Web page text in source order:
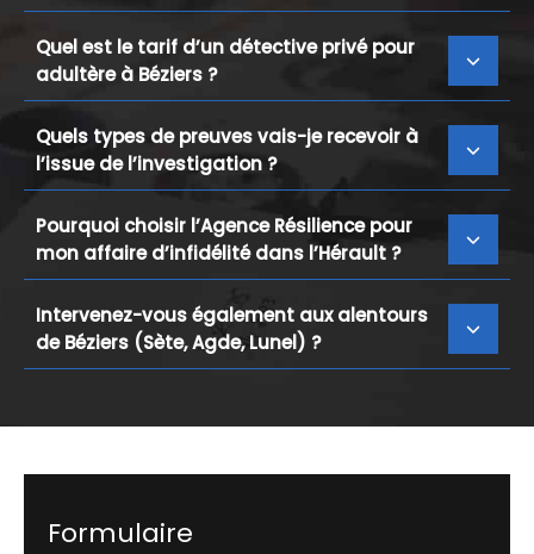
Quel est le tarif d’un détective privé pour
adultère à Béziers ?
Quels types de preuves vais-je recevoir à
l’issue de l’investigation ?
Pourquoi choisir l’Agence Résilience pour
mon affaire d’infidélité dans l’Hérault ?
Intervenez-vous également aux alentours
de Béziers (Sète, Agde, Lunel) ?
Formulaire